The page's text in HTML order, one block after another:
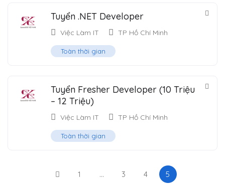
Tuyển .NET Developer
Việc Làm IT TP Hồ Chí Minh
Toàn thời gian
Tuyển Fresher Developer (10 Triệu
– 12 Triệu)
Việc Làm IT TP Hồ Chí Minh
Toàn thời gian
1 … 3 4 5